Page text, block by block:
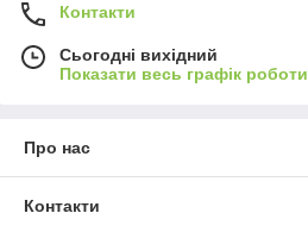
Контакти
Сьогодні вихідний
Показати весь графік роботи
Про нас
Контакти